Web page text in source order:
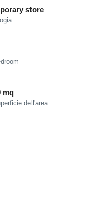
store
mq
dell'area